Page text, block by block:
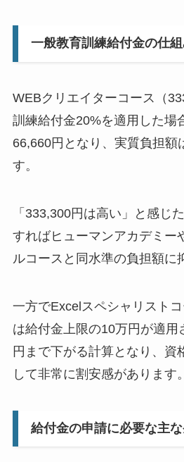
一般教育訓練給付金の仕
WEBクリエイターコース（
訓練給付金20%を適用した場
66,660円となり、実質負担額
す。
「333,300円は高い」と感じ
すればヒューマンアカデミー
ルコースと同水準の負担額に
一方でExcelスペシャリストコ
は給付金上限の10万円が適用
円まで下がる計算となり、資
して非常に割安感があります。
給付金の申請に必要な主